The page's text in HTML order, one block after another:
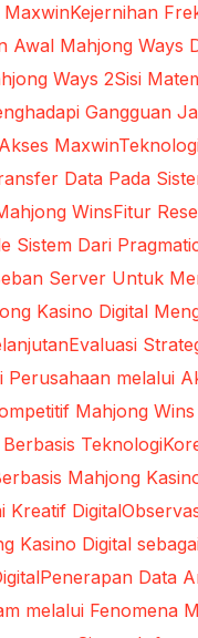
MaxwinKejernihan
Awal Mahjong Ways
Ways 2Sisi
Gangguan
Maxwin
Data Pada
WinsFitur
Sistem Dari
Server Untuk
Kasino Digital
Evaluasi
melalui
Mahjong
Teknologi
Mahjong
Kreatif Digital
Kasino Digital
Penerapan Data
melalui Fenomena